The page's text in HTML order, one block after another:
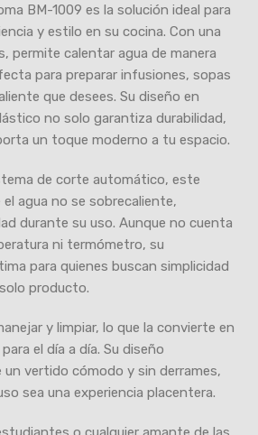
BM-1009 es la solución ideal para
y estilo en su cocina. Con una
permite calentar agua de manera
para preparar infusiones, sopas
que desees. Su diseño en
no solo garantiza durabilidad,
un toque moderno a tu espacio.
de corte automático, este
agua no se sobrecaliente,
durante su uso. Aunque no cuenta
ni termómetro, su
para quienes buscan simplicidad
producto.
y limpiar, lo que la convierte en
el día a día. Su diseño
vertido cómodo y sin derrames,
sea una experiencia placentera.